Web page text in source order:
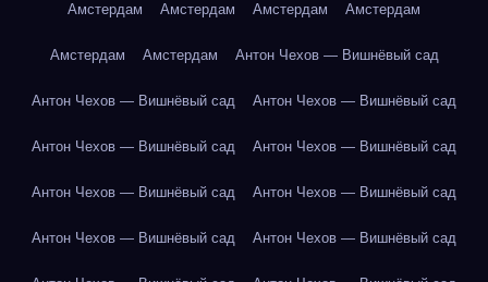
Амстердам Амстердам Амстердам Амстердам
Амстердам Амстердам Антон Чехов — Вишнёвый сад
Антон Чехов — Вишнёвый сад Антон Чехов — Вишнёвый сад
Антон Чехов — Вишнёвый сад Антон Чехов — Вишнёвый сад
Антон Чехов — Вишнёвый сад Антон Чехов — Вишнёвый сад
Антон Чехов — Вишнёвый сад Антон Чехов — Вишнёвый сад